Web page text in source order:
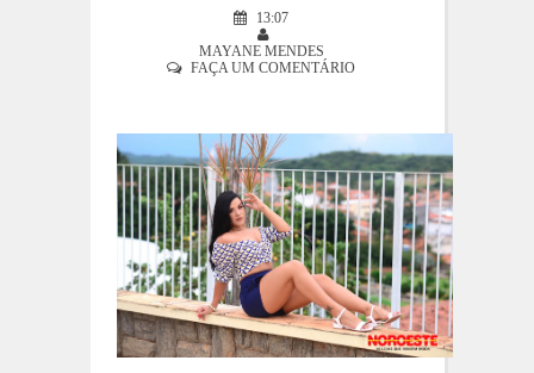
13:07
MAYANE MENDES
FAÇA UM COMENTÁRIO